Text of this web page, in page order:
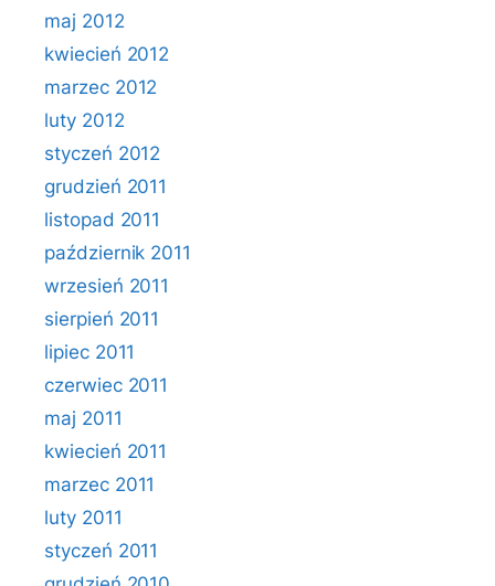
maj 2012
kwiecień 2012
marzec 2012
luty 2012
styczeń 2012
grudzień 2011
listopad 2011
październik 2011
wrzesień 2011
sierpień 2011
lipiec 2011
czerwiec 2011
maj 2011
kwiecień 2011
marzec 2011
luty 2011
styczeń 2011